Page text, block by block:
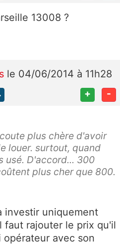
13008 ?
le 04/06/2014 à 11h28
+ -
plus chère d'avoir
louer. surtout, quand
usé. D'accord... 300
plus cher que 800.
investir uniquement
faut rajouter le prix qu'il
avec son